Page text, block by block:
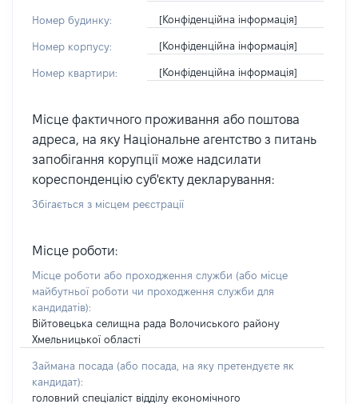
Номер будинку: [Конфіденційна інформація]
Номер корпусу: [Конфіденційна інформація]
Номер квартири: [Конфіденційна інформація]
Місце фактичного проживання або поштова
адреса, на яку Національне агентство з питань
запобігання корупції може надсилати
кореспонденцію суб'єкту декларування:
Збігається з місцем реєстрації
Місце роботи:
Місце роботи або проходження служби (або місце
майбутньої роботи чи проходження служби для
кандидатів):
Війтовецька селищна рада Волочиського району
Хмельницької області
Займана посада (або посада, на яку претендуєте як
кандидат):
головний спеціаліст відділу економічного